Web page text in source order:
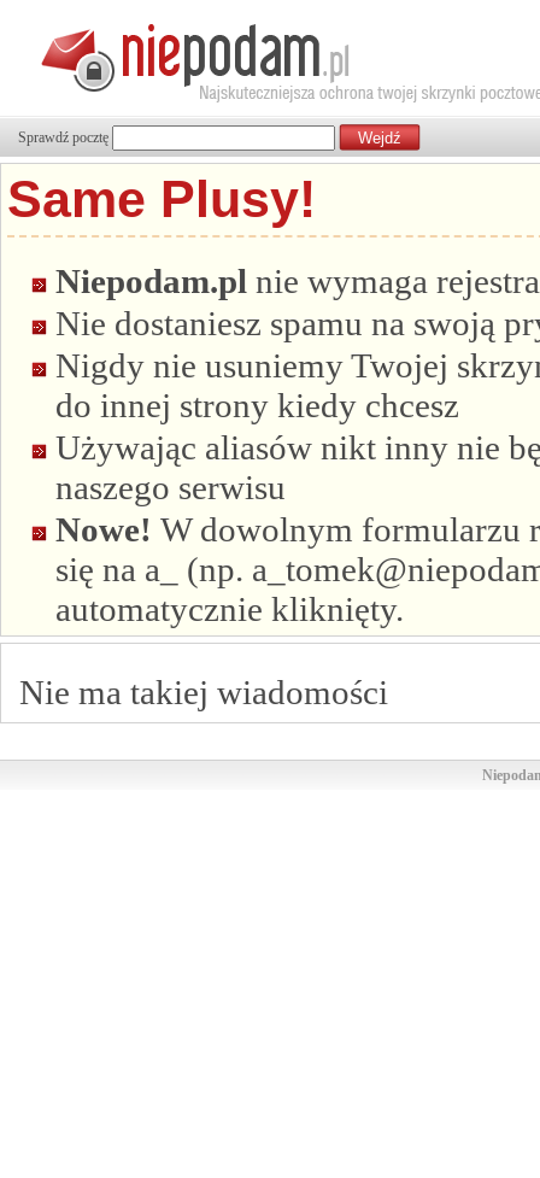
Sprawdź pocztę
Same Plusy!
Niepodam.pl nie wymaga
Nie dostaniesz spamu na swoją
Nigdy nie usuniemy Twojej
do innej strony kiedy chcesz
Używając aliasów nikt inny nie
naszego serwisu
Nowe! W dowolnym formularzu
się na a_ (np.
automatycznie kliknięty.
Nie ma takiej wiadomości